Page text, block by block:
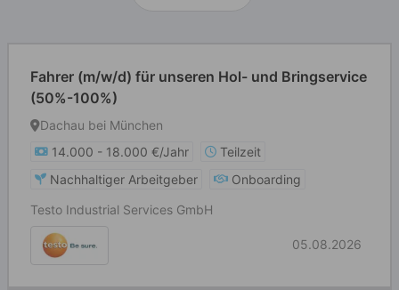
Fahrer (m/w/d) für unseren Hol- und Bringservice
(50%-100%)
Dachau bei München
14.000 - 18.000 €/Jahr
Teilzeit
Nachhaltiger Arbeitgeber
Onboarding
Testo Industrial Services GmbH
05.08.2026